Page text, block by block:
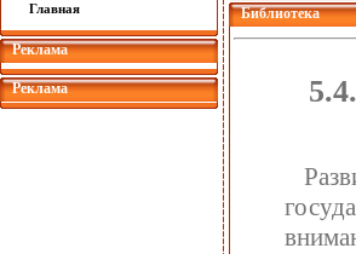
Главная
Реклама
Реклама
Библиотека